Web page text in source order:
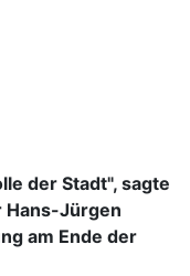
der Stadt", sagte
Jürgen
am Ende der